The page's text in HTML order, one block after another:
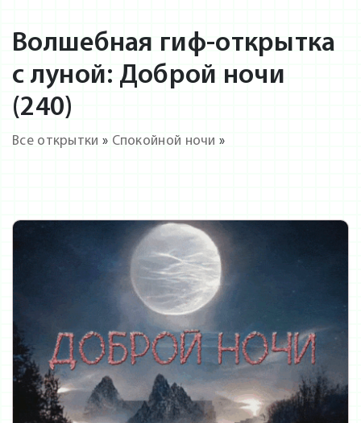
Волшебная гиф-открытка
с луной: Доброй ночи
(240)
Все открытки » Спокойной ночи »